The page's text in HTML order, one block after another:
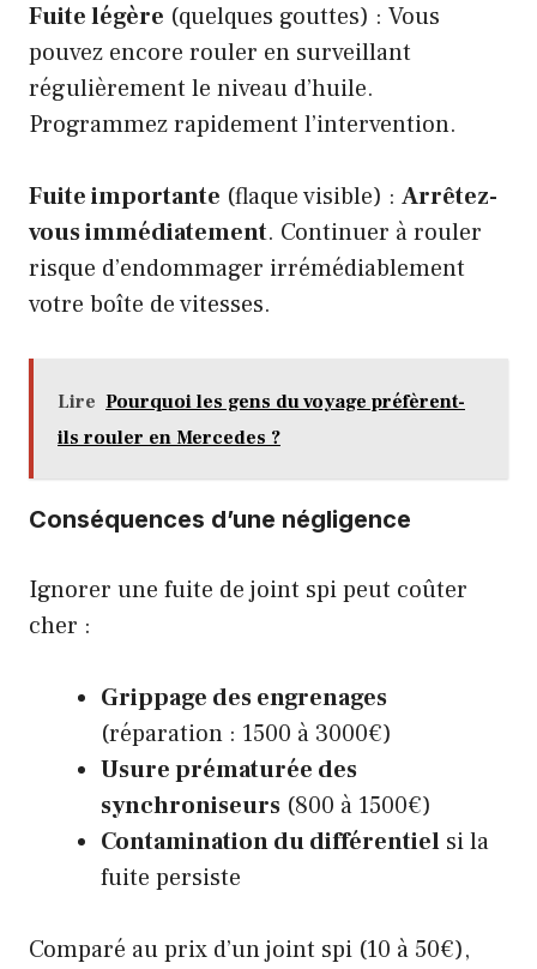
Fuite légère (quelques gouttes) : Vous
pouvez encore rouler en surveillant
régulièrement le niveau d’huile.
Programmez rapidement l’intervention.
Fuite importante (flaque visible) : Arrêtez-
vous immédiatement. Continuer à rouler
risque d’endommager irrémédiablement
votre boîte de vitesses.
Lire Pourquoi les gens du voyage préfèrent-
ils rouler en Mercedes ?
Conséquences d’une négligence
Ignorer une fuite de joint spi peut coûter
cher :
Grippage des engrenages
(réparation : 1500 à 3000€)
Usure prématurée des
synchroniseurs (800 à 1500€)
Contamination du différentiel si la
fuite persiste
Comparé au prix d’un joint spi (10 à 50€),